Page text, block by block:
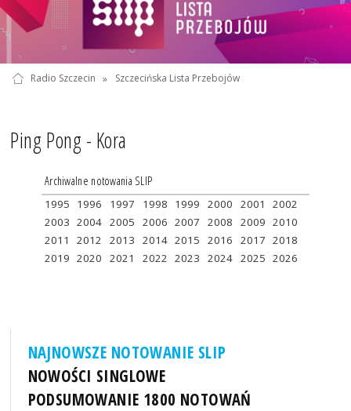
Radio Szczecin » Szczecińska Lista Przebojów
Ping Pong - Kora
Archiwalne notowania SLIP
1995 1996 1997 1998 1999 2000 2001
2002
2003 2004 2005 2006 2007 2008 2009 2010
2011
2012 2013 2014 2015 2016 2017 2018
2019 2020 2021 2022 2023 2024 2025 2026
NAJNOWSZE NOTOWANIE SLIP
NOWOŚCI SINGLOWE
PODSUMOWANIE 1800 NOTOWAŃ